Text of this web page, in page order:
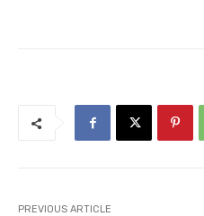
PREVIOUS ARTICLE